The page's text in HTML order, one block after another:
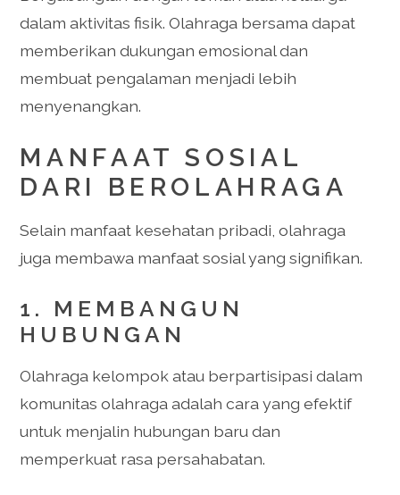
dalam aktivitas fisik. Olahraga bersama dapat
memberikan dukungan emosional dan
membuat pengalaman menjadi lebih
menyenangkan.
MANFAAT SOSIAL
DARI BEROLAHRAGA
Selain manfaat kesehatan pribadi, olahraga
juga membawa manfaat sosial yang signifikan.
1. MEMBANGUN
HUBUNGAN
Olahraga kelompok atau berpartisipasi dalam
komunitas olahraga adalah cara yang efektif
untuk menjalin hubungan baru dan
memperkuat rasa persahabatan.